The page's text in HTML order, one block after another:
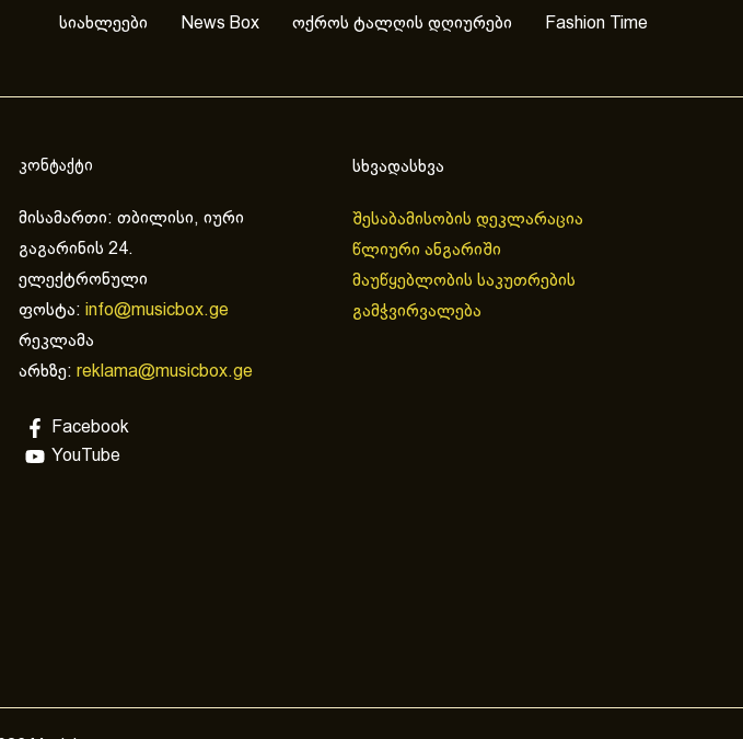
სიახლეები News Box ოქროს ტალღის დღიურები Fashion Time
კონტაქტი
მისამართი: თბილისი, იური
გაგარინის 24.
ელექტრონული
ფოსტა: info@musicbox.ge
რეკლამა
არხზე: reklama@musicbox.ge
Facebook
YouTube
სხვადასხვა
შესაბამისობის დეკლარაცია
წლიური ანგარიში
მაუწყებლობის საკუთრების
გამჭვირვალება